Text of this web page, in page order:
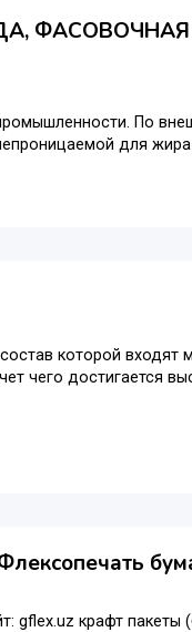
По
для
которой
чего достигается
gflex.uz крафт пакеты